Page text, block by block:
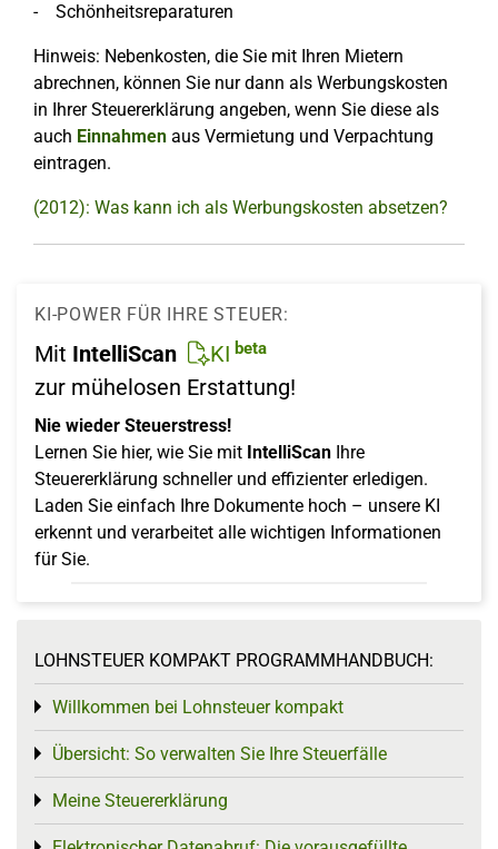
- Schönheitsreparaturen
Hinweis: Nebenkosten, die Sie mit Ihren Mietern
abrechnen, können Sie nur dann als Werbungskosten
in Ihrer Steuererklärung angeben, wenn Sie diese als
auch Einnahmen aus Vermietung und Verpachtung
eintragen.
(2012): Was kann ich als Werbungskosten absetzen?
KI-POWER FÜR IHRE STEUER:
Mit IntelliScan KI beta
zur mühelosen Erstattung!
Nie wieder Steuerstress!
Lernen Sie hier, wie Sie mit IntelliScan Ihre
Steuererklärung schneller und effizienter erledigen.
Laden Sie einfach Ihre Dokumente hoch – unsere KI
erkennt und verarbeitet alle wichtigen Informationen
für Sie.
LOHNSTEUER KOMPAKT PROGRAMMHANDBUCH:
Willkommen bei Lohnsteuer kompakt
Toggle menu
Übersicht: So verwalten Sie Ihre Steuerfälle
Toggle menu
Meine Steuererklärung
Toggle menu